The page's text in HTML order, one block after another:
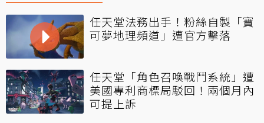
任天堂法務出手！粉絲自製「寶
可夢地理頻道」遭官方擊落
任天堂「角色召喚戰鬥系統」遭
美國專利商標局駁回！兩個月內
可提上訴